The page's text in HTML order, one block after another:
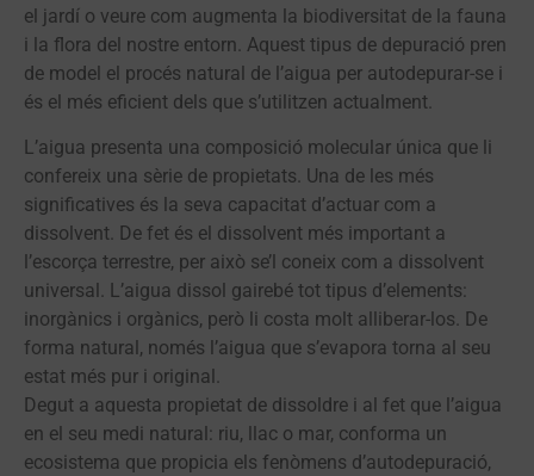
el jardí o veure com augmenta la biodiversitat de la fauna
i la flora del nostre entorn. Aquest tipus de depuració pren
de model el procés natural de l’aigua per autodepurar-se i
és el més eficient dels que s’utilitzen actualment.
L’aigua presenta una composició molecular única que li
confereix una sèrie de propietats. Una de les més
significatives és la seva capacitat d’actuar com a
dissolvent. De fet és el dissolvent més important a
l’escorça terrestre, per això se’l coneix com a dissolvent
universal. L’aigua dissol gairebé tot tipus d’elements:
inorgànics i orgànics, però li costa molt alliberar-los. De
forma natural, només l’aigua que s’evapora torna al seu
estat més pur i original.
Degut a aquesta propietat de dissoldre i al fet que l’aigua
en el seu medi natural: riu, llac o mar, conforma un
ecosistema que propicia els fenòmens d’autodepuració,